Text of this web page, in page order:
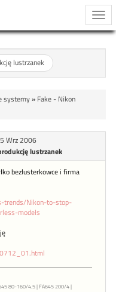
lustrzanek
systemy» Fake - Nikon
Wrz 2006
lustrzanek
bezlusterkowce i firma
trends/Nikon-to-stop-
models
80-160/4.5 | FA645 200/4 |